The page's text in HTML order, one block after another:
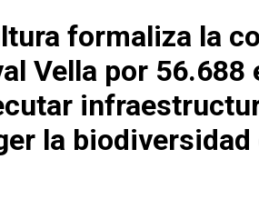
formaliza la
Vella por 56.688
la biodiversidad